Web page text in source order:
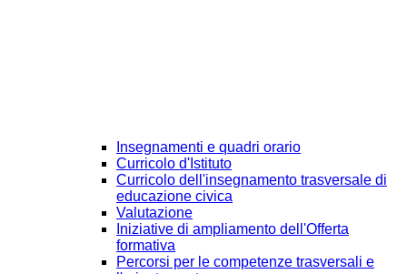
Insegnamenti e quadri orario
Curricolo d'Istituto
Curricolo dell'insegnamento trasversale di
educazione civica
Valutazione
Iniziative di ampliamento dell'Offerta
formativa
Percorsi per le competenze trasversali e